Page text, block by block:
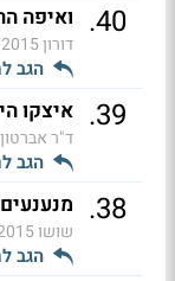
40
. ואיפה
דורון17:27
הגב
39
. איצקו היקר: בתגובה 16 R U IN
ד"ר אברטון
הגב
38
. מנענעים
שושו17:06
הגב